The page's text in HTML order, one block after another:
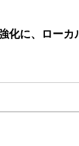
化に、ロー